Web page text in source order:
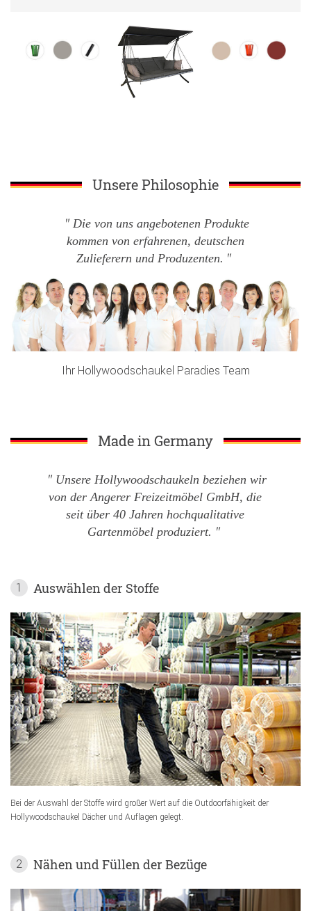
Unsere Philosophie
Die von uns angebotenen Produkte
kommen von erfahrenen, deutschen
Zulieferern und Produzenten.
Ihr Hollywoodschaukel Paradies Team
Made in Germany
Unsere Hollywoodschaukeln beziehen wir
von der Angerer Freizeitmöbel GmbH, die
seit über 40 Jahren hochqualitative
Gartenmöbel produziert.
1 Auswählen der Stoffe
Bei der Auswahl der Stoffe wird großer Wert auf die Outdoorfähigkeit der
Hollywoodschaukel Dächer und Auflagen gelegt.
2 Nähen und Füllen der Bezüge